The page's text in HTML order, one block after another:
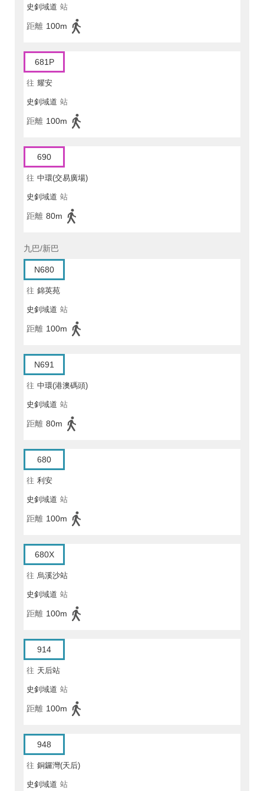
史釗域道 站
距離 100m
681P
往 耀安
史釗域道 站
距離 100m
690
往 中環(交易廣場)
史釗域道 站
距離 80m
九巴/新巴
N680
往 錦英苑
史釗域道 站
距離 100m
N691
往 中環(港澳碼頭)
史釗域道 站
距離 80m
680
往 利安
史釗域道 站
距離 100m
680X
往 烏溪沙站
史釗域道 站
距離 100m
914
往 天后站
史釗域道 站
距離 100m
948
往 銅鑼灣(天后)
史釗域道 站